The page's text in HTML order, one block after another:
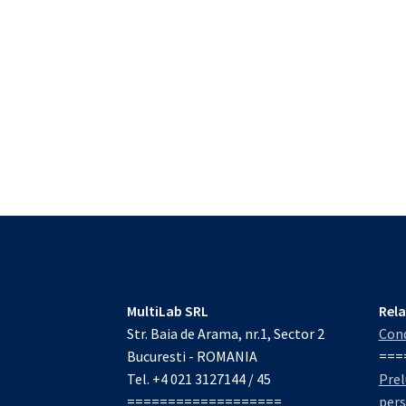
MultiLab SRL
Str. Baia de Arama, nr.1, Sector 2
Bucuresti - ROMANIA
Tel. +4 021 3127144 / 45
===================